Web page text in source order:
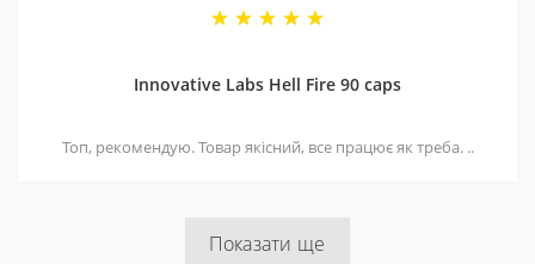
Innovative Labs Hell Fire 90 caps
Топ, рекомендую. Товар якісний, все працює як треба. ..
Показати ще